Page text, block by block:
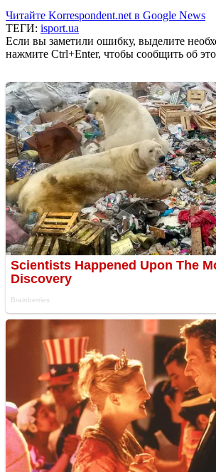
Читайте Korrespondent.net в Google News
ТЕГИ: isport.ua
Если вы заметили ошибку, выделите
нажмите Ctrl+Enter, чтобы сообщить об